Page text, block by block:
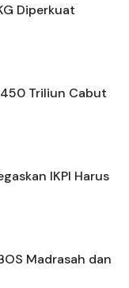
Diperkuat
Triliun Cabut
IKPI Harus
Madrasah dan